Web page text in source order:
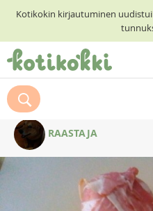
Kotikokin kirjautuminen
ETUSIVU
RESEPTIHAKU
RUOKATEEMAT
RAASTAJA